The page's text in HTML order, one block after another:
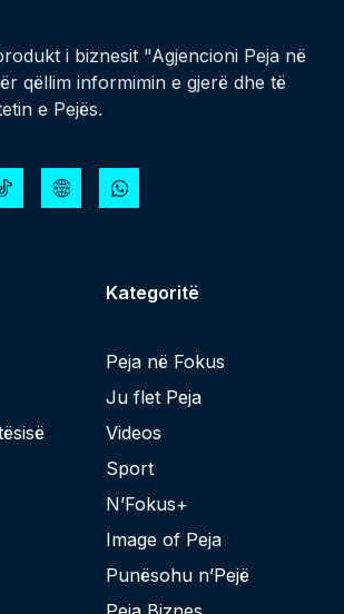
i biznesit "Agjencioni Peja në
qëllim informimin e gjerë dhe të
e Pejës.
Kategoritë
Peja në Fokus
Ju flet Peja
Videos
Sport
N’Fokus+
Image of Peja
Punësohu n’Pejë